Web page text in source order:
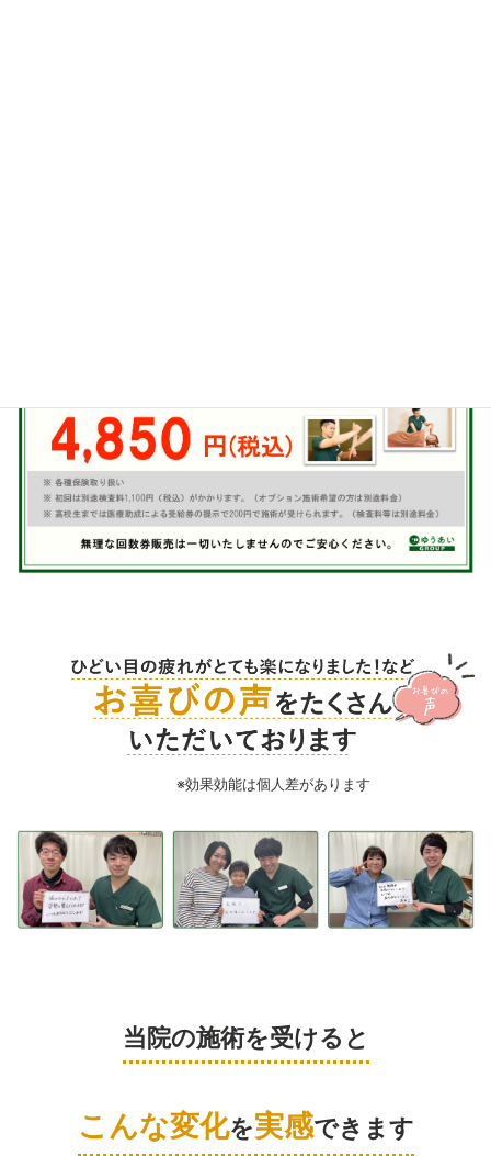
※効果効能は個人差があります
当院の施術を受けると
こんな変化を実感できます